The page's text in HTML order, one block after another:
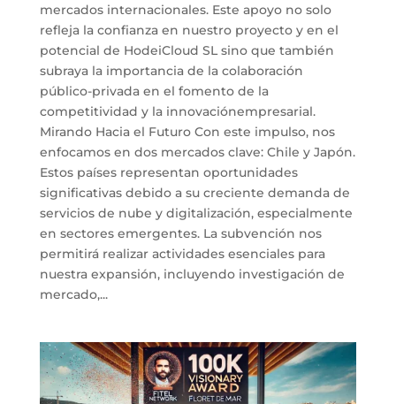
mercados internacionales. Este apoyo no solo
refleja la confianza en nuestro proyecto y en el
potencial de HodeiCloud SL sino que también
subraya la importancia de la colaboración
público-privada en el fomento de la
competitividad y la innovaciónempresarial.
Mirando Hacia el Futuro Con este impulso, nos
enfocamos en dos mercados clave: Chile y Japón.
Estos países representan oportunidades
significativas debido a su creciente demanda de
servicios de nube y digitalización, especialmente
en sectores emergentes. La subvención nos
permitirá realizar actividades esenciales para
nuestra expansión, incluyendo investigación de
mercado,...